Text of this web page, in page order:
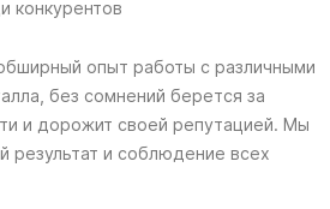
конкурентов
опыт работы с различными
без сомнений берется за
и дорожит своей репутацией. Мы
результат и соблюдение всех